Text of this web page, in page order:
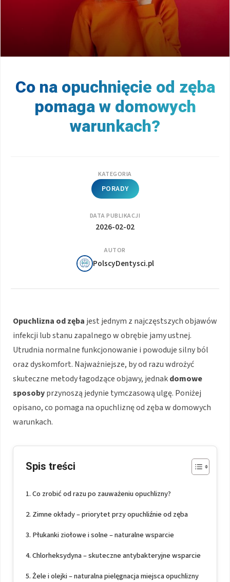
Co na opuchnięcie od zęba
pomaga w domowych
warunkach?
KATEGORIA
PORADY
DATA PUBLIKACJI
2026-02-02
AUTOR
PolscyDentysci.pl
Opuchlizna od zęba jest jednym z najczęstszych objawów
infekcji lub stanu zapalnego w obrębie jamy ustnej.
Utrudnia normalne funkcjonowanie i powoduje silny ból
oraz dyskomfort. Najważniejsze, by od razu wdrożyć
skuteczne metody łagodzące objawy, jednakdomowe
sposobyprzynoszą jedynie tymczasową ulgę. Poniżej
opisano, co pomaga na opuchliznę od zęba w domowych
warunkach.
Spis treści
Co zrobić od razu po zauważeniu opuchlizny?
Zimne okłady – priorytet przy opuchliźnie od zęba
Płukanki ziołowe i solne – naturalne wsparcie
Chlorheksydyna – skuteczne antybakteryjne wsparcie
Żele i olejki – naturalna pielęgnacja miejsca opuchlizny